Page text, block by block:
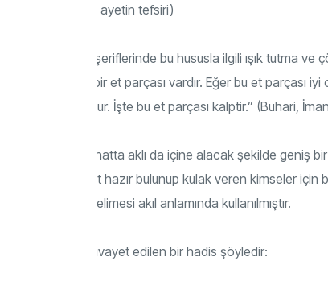
7. , Araf 179. ayetin tefsiri)
bir hadis-i şeriflerinde bu hususla ilgili ışık tutma ve
küçücük bir et parçası vardır. Eğer bu et parçası
vücut bozulur. İşte bu et parçası kalptir.” (Buhari,
manevi kalbi de hatta aklı da içine alacak şekilde geniş
aklı olan yahut hazır bulunup kulak veren kimseler için
geçen “kalp” kelimesi akıl anlamında kullanılmıştır.
anh’den rivayet edilen bir hadis şöyledir: